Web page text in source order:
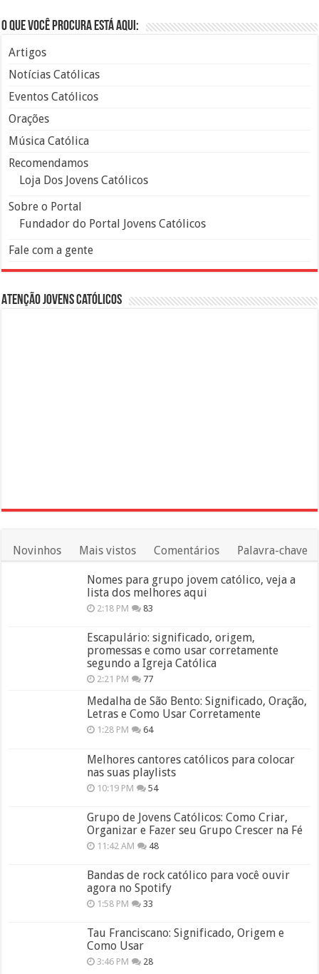
O que você procura está aqui:
Artigos
Notícias Católicas
Eventos Católicos
Orações
Música Católica
Recomendamos
Loja Dos Jovens Católicos
Sobre o Portal
Fundador do Portal Jovens Católicos
Fale com a gente
Atenção Jovens Católicos
Novinhos Mais vistos Comentários Palavra-chave
Nomes para grupo jovem católico, veja a
lista dos melhores aqui
2:18 PM 83
Escapulário: significado, origem,
promessas e como usar corretamente
segundo a Igreja Católica
2:21 PM 77
Medalha de São Bento: Significado, Oração,
Letras e Como Usar Corretamente
1:28 PM 64
Melhores cantores católicos para colocar
nas suas playlists
10:19 PM 54
Grupo de Jovens Católicos: Como Criar,
Organizar e Fazer seu Grupo Crescer na Fé
11:42 AM 48
Bandas de rock católico para você ouvir
agora no Spotify
1:58 PM 33
Tau Franciscano: Significado, Origem e
Como Usar
3:46 PM 28